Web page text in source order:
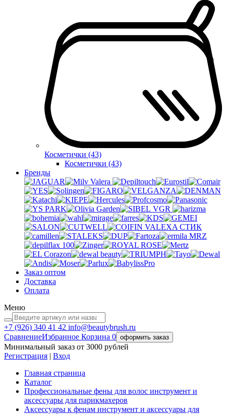
Косметички (43)
Косметички (43)
Бренды
Valera
VGR
VALEXA СТИК
MRZ
Заказ оптом
Доставка
Оплата
Меню
+7 (926) 340 41 42 info@beautybrush.ru
СравнениеИзбранное Корзина 0 оформить заказ
Минимальный заказ от 3000 рублей
Регистрация | Вход
Главная страница
Каталог
Профессиональные фены для волос инструмент и
аксессуары для парикмахеров
Аксессуары к фенам инструмент и аксессуары для